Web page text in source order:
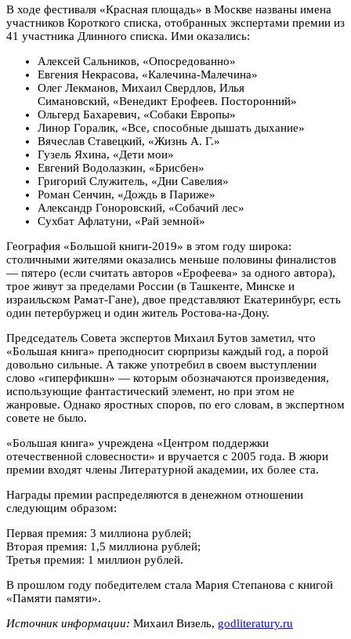
В ходе фестиваля «Красная площадь» в Москве названы имена
участников Короткого списка, отобранных экспертами премии из
41 участника Длинного списка. Ими оказались:
Алексей Сальников, «Опосредованно»
Евгения Некрасова, «Калечина-Малечина»
Олег Лекманов, Михаил Свердлов, Илья
Симановский, «Венедикт Ерофеев. Посторонний»
Ольгерд Бахаревич, «Собаки Европы»
Линор Горалик, «Все, способные дышать дыхание»
Вячеслав Ставецкий, «Жизнь А. Г.»
Гузель Яхина, «Дети мои»
Евгений Водолазкин, «Брисбен»
Григорий Служитель, «Дни Савелия»
Роман Сенчин, «Дождь в Париже»
Александр Гоноровский, «Собачий лес»
Сухбат Афлатуни, «Рай земной»
География «Большой книги-2019» в этом году широка:
столичными жителями оказались меньше половины финалистов
— пятеро (если считать авторов «Ерофеева» за одного автора),
трое живут за пределами России (в Ташкенте, Минске и
израильском Рамат-Гане), двое представляют Екатеринбург, есть
один петербуржец и один житель Ростова-на-Дону.
Председатель Совета экспертов Михаил Бутов заметил, что
«Большая книга» преподносит сюрпризы каждый год, а порой
довольно сильные. А также употребил в своем выступлении
слово «гиперфикшн» — которым обозначаются произведения,
использующие фантастический элемент, но при этом не
жанровые. Однако яростных споров, по его словам, в экспертном
совете не было.
«Большая книга» учреждена «Центром поддержки
отечественной словесности» и вручается с 2005 года. В жюри
премии входят члены Литературной академии, их более ста.
Награды премии распределяются в денежном отношении
следующим образом:
Первая премия: 3 миллиона рублей;
Вторая премия: 1,5 миллиона рублей;
Третья премия: 1 миллион рублей.
В прошлом году победителем стала Мария Степанова с книгой
«Памяти памяти».
Источник информации: Михаил Визель, godliteratury.ru